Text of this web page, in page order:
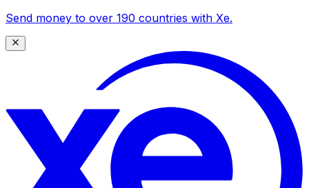
Send money to over 190 countries with Xe.